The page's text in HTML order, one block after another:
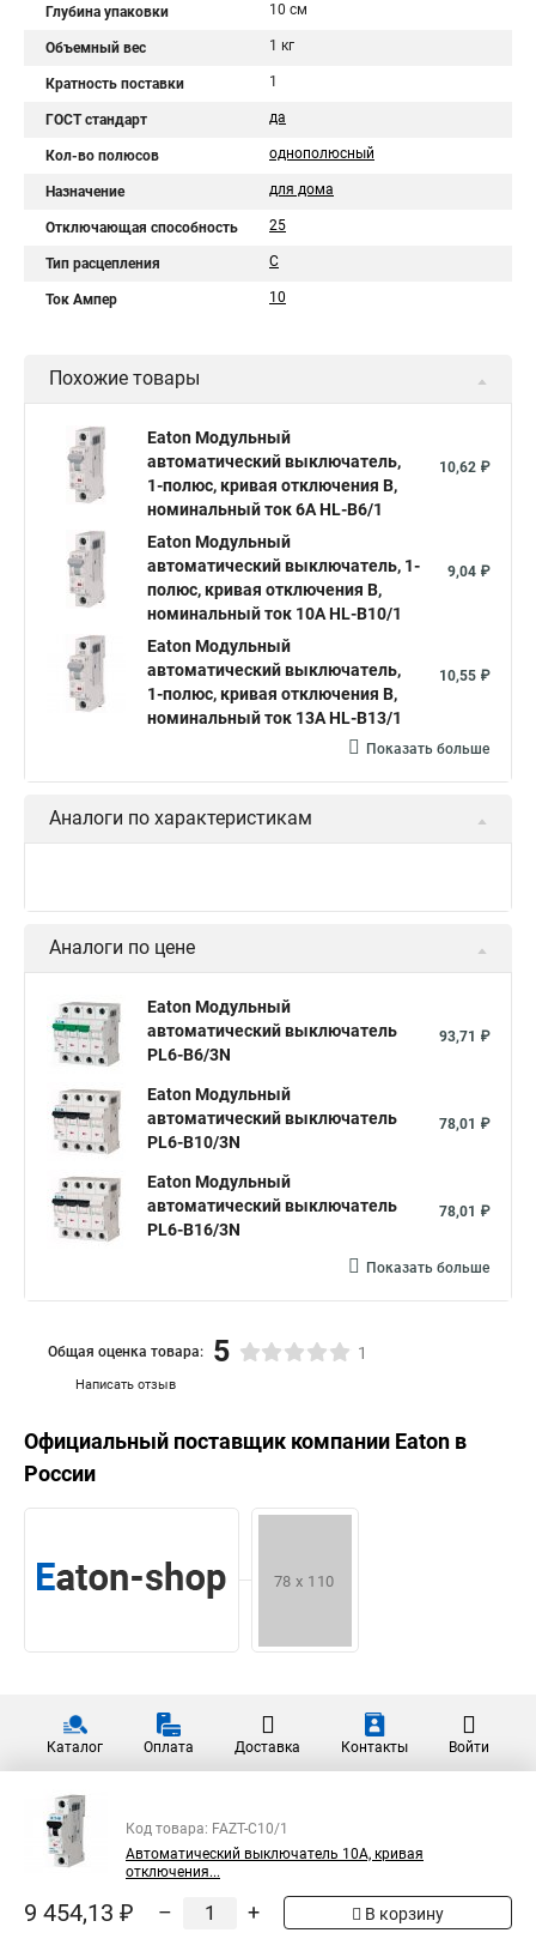
Глубина упаковки 10 см
Объемный вес 1 кг
Кратность поставки 1
ГОСТ стандарт да
Кол-во полюсов однополюсный
Назначение для дома
Отключающая способность 25
Тип расцепления C
Ток Ампер 10
Похожие товары
Eaton Модульный
автоматический выключатель,
1-полюс, кривая отключения B,
номинальный ток 6А HL-B6/1
10,62 ₽
Eaton Модульный
автоматический выключатель, 1-
полюс, кривая отключения B,
номинальный ток 10А HL-B10/1
9,04 ₽
Eaton Модульный
автоматический выключатель,
1-полюс, кривая отключения B,
номинальный ток 13А HL-B13/1
10,55 ₽
Показать больше
Аналоги по характеристикам
Аналоги по цене
Eaton Модульный
автоматический выключатель
PL6-B6/3N
93,71 ₽
Eaton Модульный
автоматический выключатель
PL6-B10/3N
78,01 ₽
Eaton Модульный
автоматический выключатель
PL6-B16/3N
78,01 ₽
Показать больше
Написать отзыв
Общая оценка товара: 5 1
Официальный поставщик компании Eaton в
России
Каталог Оплата Доставка Контакты Войти
Код товара: FAZT-C10/1
Автоматический выключатель 10А, кривая
отключения...
9 454,13 ₽ – + В корзину